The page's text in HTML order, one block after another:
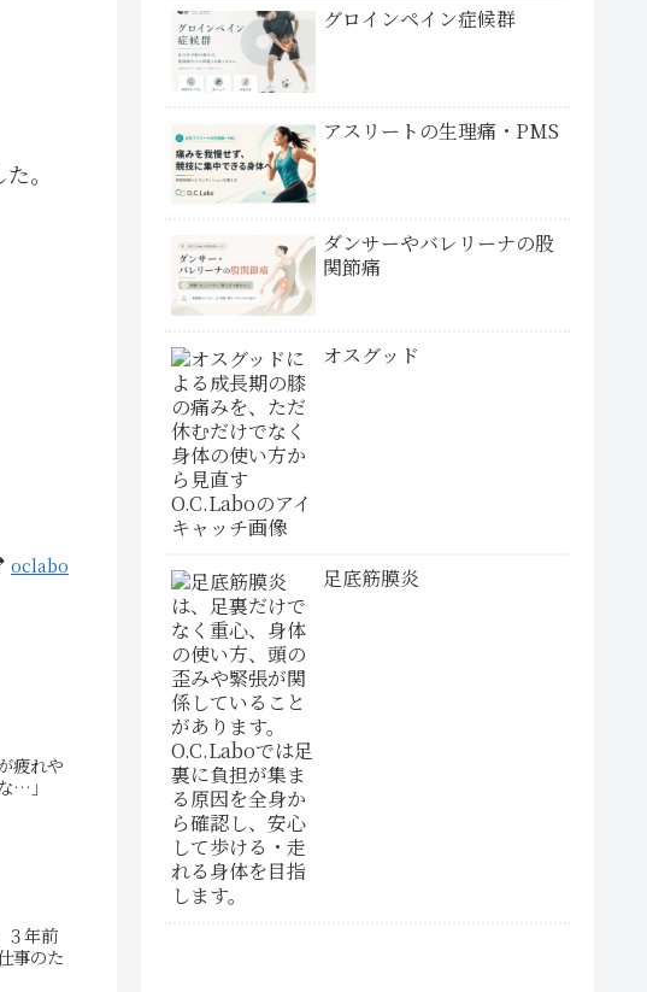
。
oclabo
疲れや
…」
３年前
事のた
グロインペイン症候群
アスリートの生理痛・PMS
ダンサーやバレリーナの股
関節痛
オスグッド
足底筋膜炎